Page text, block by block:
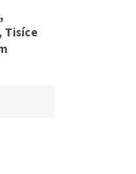
Tisíce